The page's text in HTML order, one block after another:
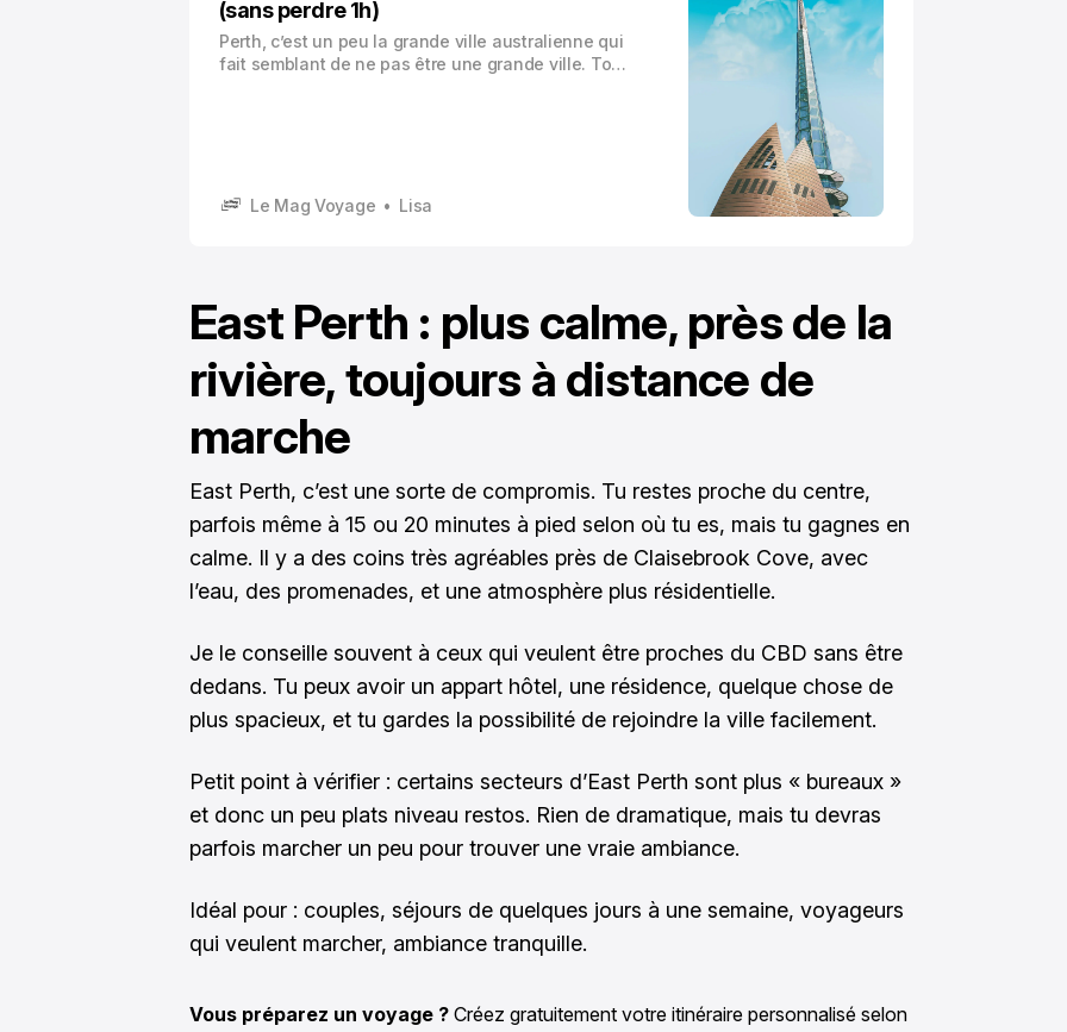
(sans perdre 1h)
Perth, c’est un peu la grande ville australienne qui
fait semblant de ne pas être une grande ville. Tout
Le Mag Voyage Lisa
East Perth : plus calme, près de la
rivière, toujours à distance de
marche
East Perth, c’est une sorte de compromis. Tu restes proche du centre,
parfois même à 15 ou 20 minutes à pied selon où tu es, mais tu gagnes en
calme. Il y a des coins très agréables près de Claisebrook Cove, avec
l’eau, des promenades, et une atmosphère plus résidentielle.
Je le conseille souvent à ceux qui veulent être proches du CBD sans être
dedans. Tu peux avoir un appart hôtel, une résidence, quelque chose de
plus spacieux, et tu gardes la possibilité de rejoindre la ville facilement.
Petit point à vérifier : certains secteurs d’East Perth sont plus « bureaux »
et donc un peu plats niveau restos. Rien de dramatique, mais tu devras
parfois marcher un peu pour trouver une vraie ambiance.
Idéal pour : couples, séjours de quelques jours à une semaine, voyageurs
qui veulent marcher, ambiance tranquille.
Vous préparez un voyage ? Créez gratuitement votre itinéraire personnalisé selon